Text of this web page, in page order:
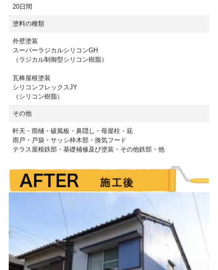
20日間
塗料の種類
外壁塗装
スーパーラジカルシリコンGH
（ラジカル制御型シリコン樹脂）
瓦棒屋根塗装
シリコンフレックスJY
（シリコン樹脂）
その他
軒天・雨樋・破風板・鼻隠し・母屋柱・庇
雨戸・戸袋・サッシ枠木部・換気フード
テラス屋根鉄部・基礎補修及び塗装・その他鉄部・他